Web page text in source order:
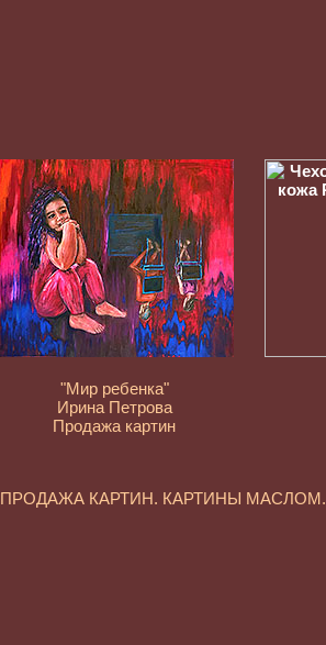
"Мир ребенка"
Ирина Петрова
Продажа картин
ПРОДАЖА КАРТИН. КАРТИНЫ